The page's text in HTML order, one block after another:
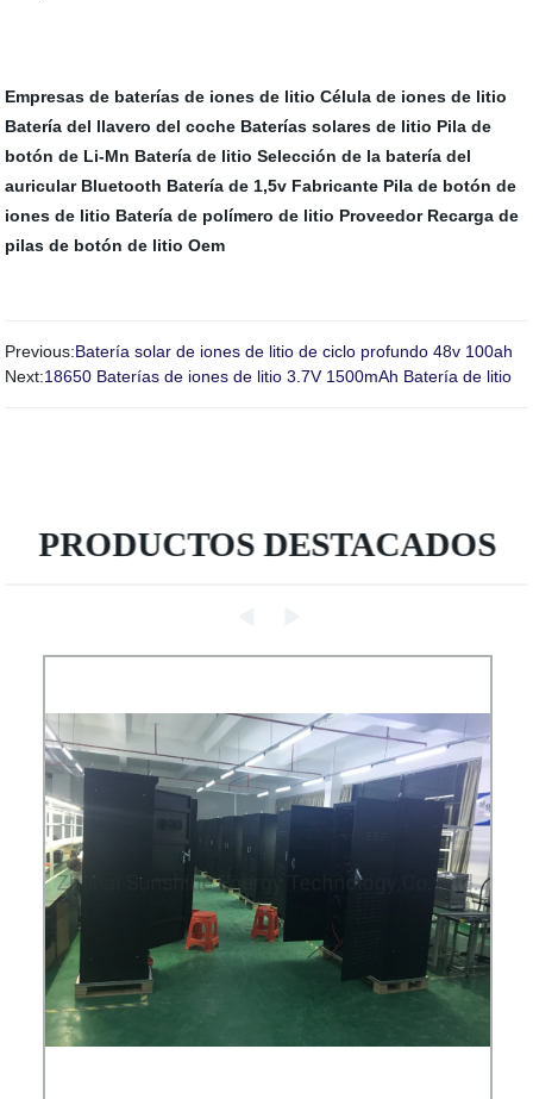
Empresas de baterías de iones de litio Célula de iones de litio
Batería del llavero del coche Baterías solares de litio Pila de
botón de Li-Mn Batería de litio Selección de la batería del
auricular Bluetooth Batería de 1,5v Fabricante Pila de botón de
iones de litio Batería de polímero de litio Proveedor Recarga de
pilas de botón de litio Oem
Previous:Batería solar de iones de litio de ciclo profundo 48v 100ah
Next:18650 Baterías de iones de litio 3.7V 1500mAh Batería de litio
PRODUCTOS DESTACADOS